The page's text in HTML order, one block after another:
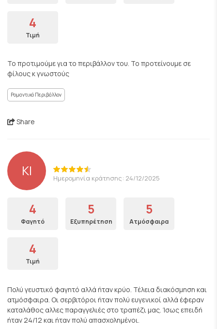
4
Τιμή
Το προτιμούμε για το περιβάλλον του. Το προτείνουμε σε
φίλους κ γνωστούς
Ρομαντικό Περιβάλλον
Share
KI Ημερομηνία κράτησης: 24/12/2025
4
Φαγητό
5
Εξυπηρέτηση
5
Ατμόσφαιρα
4
Τιμή
Πολύ γευστικό φαγητό αλλά ήταν κρύο. Τέλεια διακόσμηση και
ατμόσφαιρα. Οι σερβιτόροι ήταν πολύ ευγενικοί αλλά έφεραν
καταλάθος αλλες παραγγελιές στο τραπέζι μας. Ίσως επειδή
ήταν 24/12 και ήταν πολύ απασχολημένοι.